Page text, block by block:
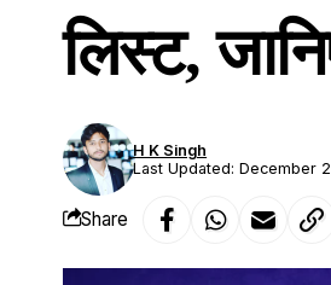
लिस्ट,
Last Updated: December
H K Singh
Share